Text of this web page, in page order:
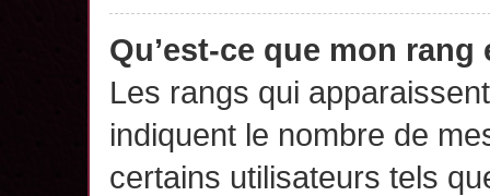
Qu’est-ce que mon
Les rangs qui
indiquent le nombre de
certains utilisateurs tels